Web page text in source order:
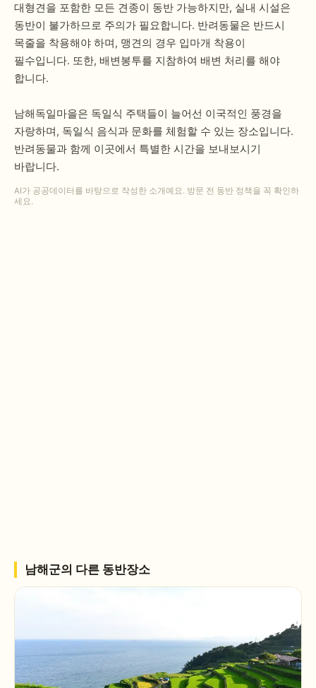
대형견을 포함한 모든 견종이 동반 가능하지만, 실내 시설은
동반이 불가하므로 주의가 필요합니다. 반려동물은 반드시
목줄을 착용해야 하며, 맹견의 경우 입마개 착용이
필수입니다. 또한, 배변봉투를 지참하여 배변 처리를 해야
합니다.
남해독일마을은 독일식 주택들이 늘어선 이국적인 풍경을
자랑하며, 독일식 음식과 문화를 체험할 수 있는 장소입니다.
반려동물과 함께 이곳에서 특별한 시간을 보내보시기
바랍니다.
AI가 공공데이터를 바탕으로 작성한 소개예요. 방문 전 동반 정책을 꼭 확인하
세요.
남해군의 다른 동반장소